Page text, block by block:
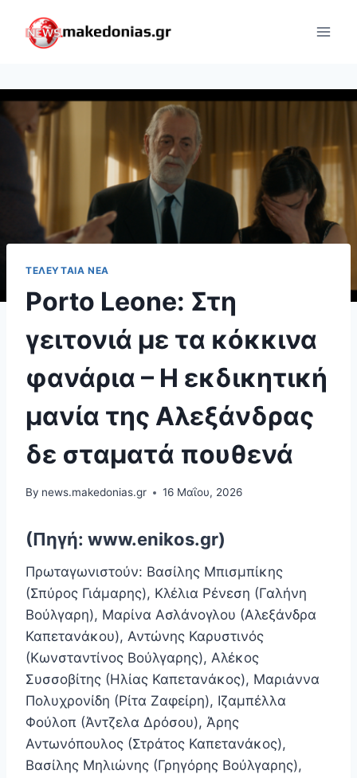
content
ΤΕΛΕΥΤΑΊΑ ΝΈΑ
Porto Leone: Στη
γειτονιά με τα κόκκινα
φανάρια – Η εκδικητική
μανία της Αλεξάνδρας
δε σταματά πουθενά
By news.makedonias.gr 16 Μαΐου, 2026
(Πηγή: www.enikos.gr)
Πρωταγωνιστούν: Βασίλης Μπισμπίκης
(Σπύρος Γιάμαρης), Κλέλια Ρένεση (Γαλήνη
Βούλγαρη), Μαρίνα Ασλάνογλου (Αλεξάνδρα
Καπετανάκου), Αντώνης Καρυστινός
(Κωνσταντίνος Βούλγαρης), Αλέκος
Συσσοβίτης (Ηλίας Καπετανάκος), Μαριάννα
Πολυχρονίδη (Ρίτα Ζαφείρη), Ιζαμπέλλα
Φούλοπ (Άντζελα Δρόσου), Άρης
Αντωνόπουλος (Στράτος Καπετανάκος),
Βασίλης Μηλιώνης (Γρηγόρης Βούλγαρης),